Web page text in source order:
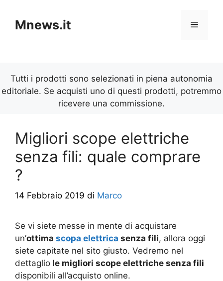
contenuto
Mnews.it Menu
Tutti i prodotti sono selezionati in piena autonomia
editoriale. Se acquisti uno di questi prodotti, potremmo
ricevere una commissione.
Migliori scope elettriche
senza fili: quale comprare
?
14 Febbraio 2019 di Marco
Se vi siete messe in mente di acquistare
un’ottima scopa elettrica senza fili, allora oggi
siete capitate nel sito giusto. Vedremo nel
dettaglio le migliori scope elettriche senza fili
disponibili all’acquisto online.